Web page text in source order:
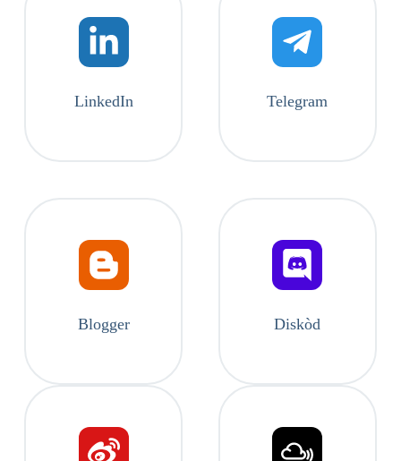
LinkedIn Telegram
Blogger Diskòd